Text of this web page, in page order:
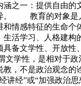
之一：提供自由的
。 教育的对象是
和情感特征的生命个
活学习、人格建构
具备文学性、开放性
学性，是相对于政
教，不是政治观念的
讲经”或“加强政治